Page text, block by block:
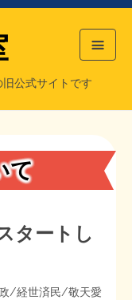
公式サイトです
て
タートし
/経世済民/敬天愛